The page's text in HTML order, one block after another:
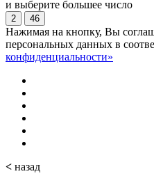
и выберите большее число
2 46
Нажимая на кнопку, Вы
персональных данных в
конфиденциальности»
< назад